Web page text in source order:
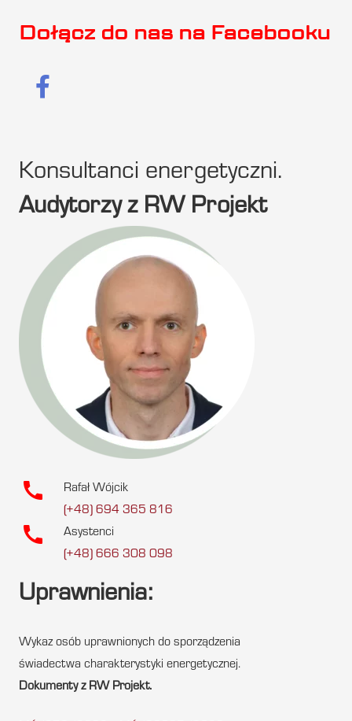
Dołącz do nas na Facebooku
Konsultanci energetyczni.
Audytorzy z RW Projekt
call
Rafał Wójcik
(+48) 694 365 816
call
Asystenci
(+48) 666 308 098
Uprawnienia:
Wykaz osób uprawnionych do sporządzenia
świadectwa charakterystyki energetycznej.
Dokumenty z RW Projekt.